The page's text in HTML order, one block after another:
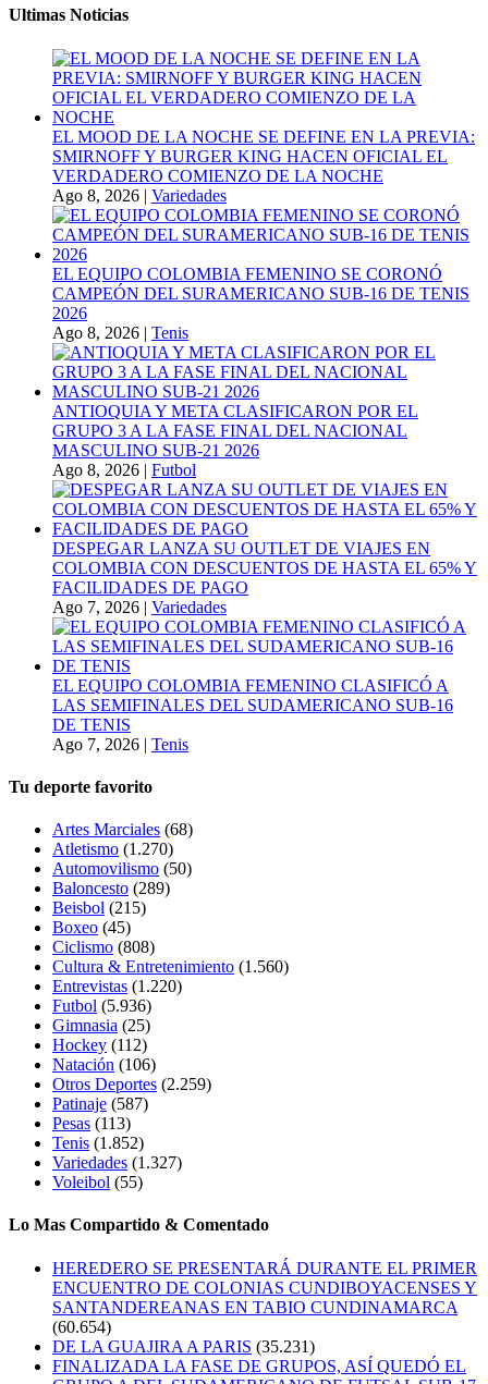
Ultimas Noticias
EL MOOD DE LA NOCHE SE DEFINE EN LA PREVIA:
SMIRNOFF Y BURGER KING HACEN OFICIAL EL
VERDADERO COMIENZO DE LA NOCHE
Ago 8, 2026 | Variedades
EL EQUIPO COLOMBIA FEMENINO SE CORONÓ
CAMPEÓN DEL SURAMERICANO SUB-16 DE TENIS
2026
Ago 8, 2026 | Tenis
ANTIOQUIA Y META CLASIFICARON POR EL
GRUPO 3 A LA FASE FINAL DEL NACIONAL
MASCULINO SUB-21 2026
Ago 8, 2026 | Futbol
DESPEGAR LANZA SU OUTLET DE VIAJES EN
COLOMBIA CON DESCUENTOS DE HASTA EL 65% Y
FACILIDADES DE PAGO
Ago 7, 2026 | Variedades
EL EQUIPO COLOMBIA FEMENINO CLASIFICÓ A
LAS SEMIFINALES DEL SUDAMERICANO SUB-16
DE TENIS
Ago 7, 2026 | Tenis
Tu deporte favorito
Artes Marciales (68)
Atletismo (1.270)
Automovilismo (50)
Baloncesto (289)
Beisbol (215)
Boxeo (45)
Ciclismo (808)
Cultura & Entretenimiento (1.560)
Entrevistas (1.220)
Futbol (5.936)
Gimnasia (25)
Hockey (112)
Natación (106)
Otros Deportes (2.259)
Patinaje (587)
Pesas (113)
Tenis (1.852)
Variedades (1.327)
Voleibol (55)
Lo Mas Compartido & Comentado
HEREDERO SE PRESENTARÁ DURANTE EL PRIMER
ENCUENTRO DE COLONIAS CUNDIBOYACENSES Y
SANTANDEREANAS EN TABIO CUNDINAMARCA
(60.654)
DE LA GUAJIRA A PARIS (35.231)
FINALIZADA LA FASE DE GRUPOS, ASÍ QUEDÓ EL